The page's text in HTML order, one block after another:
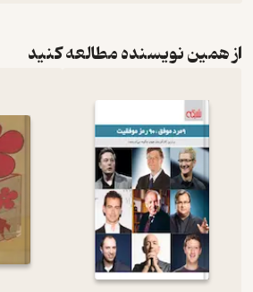
از همین نویسنده مطالعه کنید